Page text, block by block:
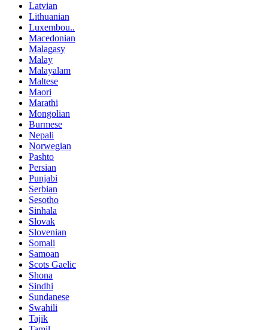
Latvian
Lithuanian
Luxembou..
Macedonian
Malagasy
Malay
Malayalam
Maltese
Maori
Marathi
Mongolian
Burmese
Nepali
Norwegian
Pashto
Persian
Punjabi
Serbian
Sesotho
Sinhala
Slovak
Slovenian
Somali
Samoan
Scots Gaelic
Shona
Sindhi
Sundanese
Swahili
Tajik